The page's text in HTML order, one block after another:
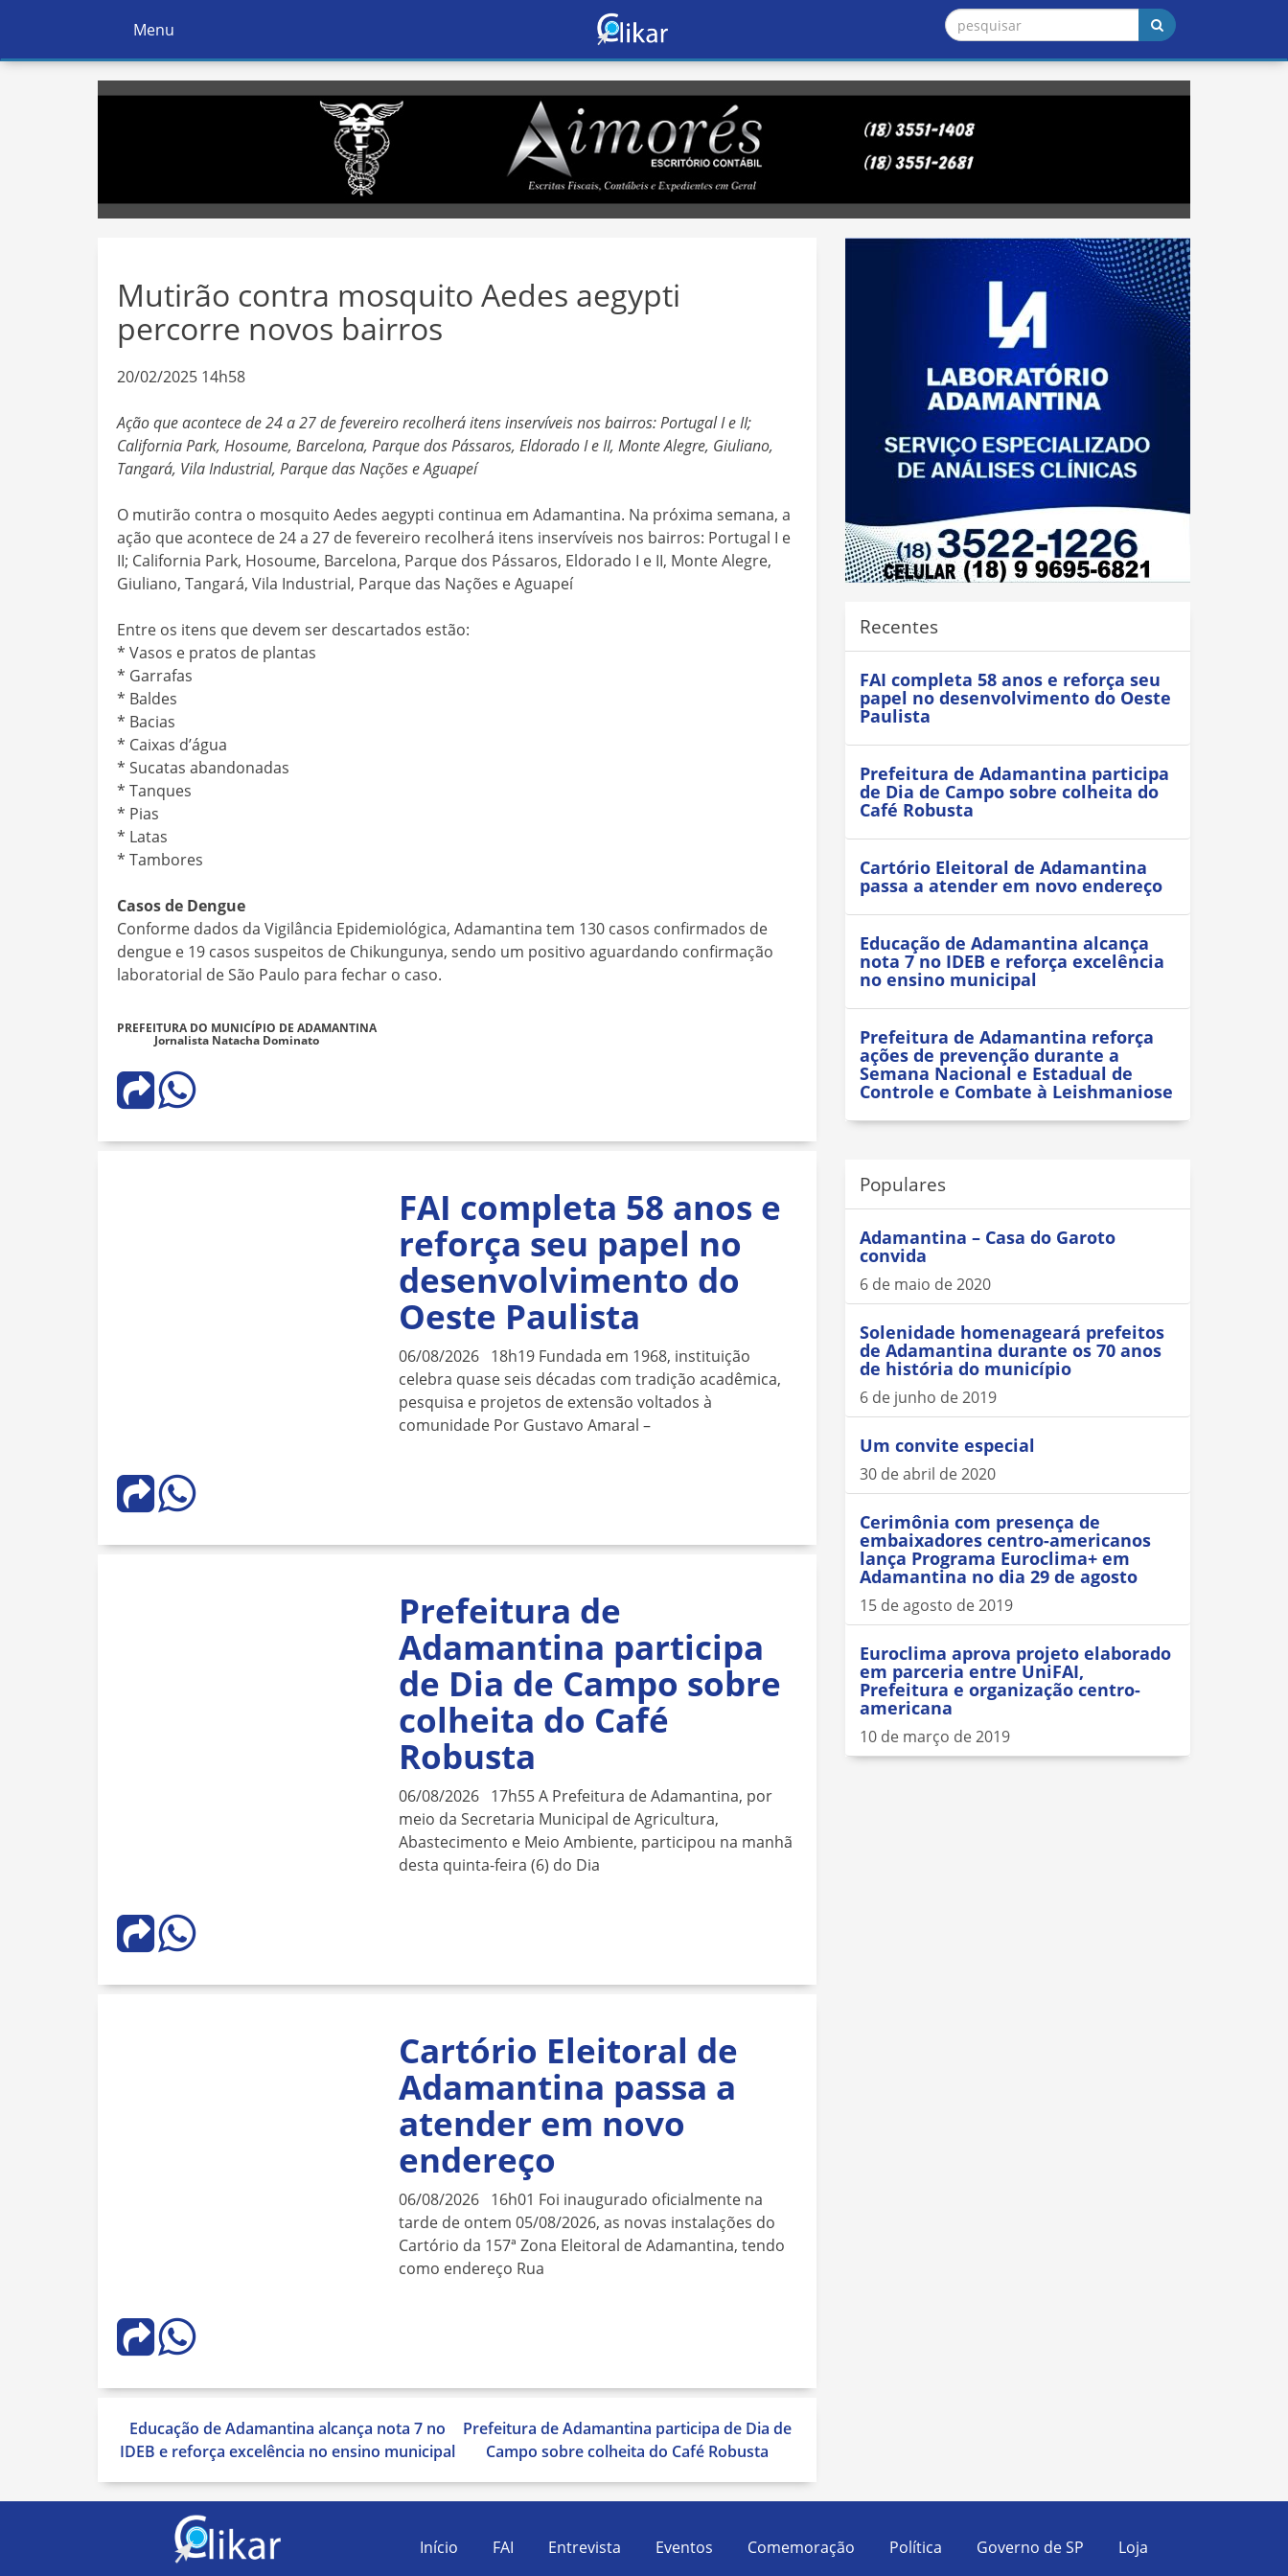
Ativar
Navegação
Menu
Mutirão contra mosquito Aedes aegypti
percorre novos bairros
20/02/2025 14h58
Ação que acontece de 24 a 27 de fevereiro recolherá itens inservíveis nos bairros: Portugal I e II;
California Park, Hosoume, Barcelona, Parque dos Pássaros, Eldorado I e II, Monte Alegre, Giuliano,
Tangará, Vila Industrial, Parque das Nações e Aguapeí
O mutirão contra o mosquito Aedes aegypti continua em Adamantina. Na próxima semana, a
ação que acontece de 24 a 27 de fevereiro recolherá itens inservíveis nos bairros: Portugal I e
II; California Park, Hosoume, Barcelona, Parque dos Pássaros, Eldorado I e II, Monte Alegre,
Giuliano, Tangará, Vila Industrial, Parque das Nações e Aguapeí
Entre os itens que devem ser descartados estão:
* Vasos e pratos de plantas
* Garrafas
* Baldes
* Bacias
* Caixas d’água
* Sucatas abandonadas
* Tanques
* Pias
* Latas
* Tambores
Casos de Dengue
Conforme dados da Vigilância Epidemiológica, Adamantina tem 130 casos confirmados de
dengue e 19 casos suspeitos de Chikungunya, sendo um positivo aguardando confirmação
laboratorial de São Paulo para fechar o caso.
PREFEITURA DO MUNICÍPIO DE ADAMANTINA
Jornalista Natacha Dominato
FAI completa 58 anos e
reforça seu papel no
desenvolvimento do
Oeste Paulista
06/08/2026 18h19 Fundada em 1968, instituição
celebra quase seis décadas com tradição acadêmica,
pesquisa e projetos de extensão voltados à
comunidade Por Gustavo Amaral –
Prefeitura de
Adamantina participa
de Dia de Campo sobre
colheita do Café
Robusta
06/08/2026 17h55 A Prefeitura de Adamantina, por
meio da Secretaria Municipal de Agricultura,
Abastecimento e Meio Ambiente, participou na manhã
desta quinta-feira (6) do Dia
Cartório Eleitoral de
Adamantina passa a
atender em novo
endereço
06/08/2026 16h01 Foi inaugurado oficialmente na
tarde de ontem 05/08/2026, as novas instalações do
Cartório da 157ª Zona Eleitoral de Adamantina, tendo
como endereço Rua
Navegação
de
Post
Educação de Adamantina alcança nota 7 no
IDEB e reforça excelência no ensino municipal
Prefeitura de Adamantina participa de Dia de
Campo sobre colheita do Café Robusta
Recentes
FAI completa 58 anos e reforça seu
papel no desenvolvimento do Oeste
Paulista
Prefeitura de Adamantina participa
de Dia de Campo sobre colheita do
Café Robusta
Cartório Eleitoral de Adamantina
passa a atender em novo endereço
Educação de Adamantina alcança
nota 7 no IDEB e reforça excelência
no ensino municipal
Prefeitura de Adamantina reforça
ações de prevenção durante a
Semana Nacional e Estadual de
Controle e Combate à Leishmaniose
Populares
Adamantina – Casa do Garoto
convida
6 de maio de 2020
Solenidade homenageará prefeitos
de Adamantina durante os 70 anos
de história do município
6 de junho de 2019
Um convite especial
30 de abril de 2020
Cerimônia com presença de
embaixadores centro-americanos
lança Programa Euroclima+ em
Adamantina no dia 29 de agosto
15 de agosto de 2019
Euroclima aprova projeto elaborado
em parceria entre UniFAI,
Prefeitura e organização centro-
americana
10 de março de 2019
Início FAI Entrevista Eventos Comemoração Política Governo de SP Loja